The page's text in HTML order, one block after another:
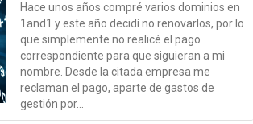
Hace unos años compré varios dominios en
1and1 y este año decidí no renovarlos, por lo
que simplemente no realicé el pago
correspondiente para que siguieran a mi
nombre. Desde la citada empresa me
reclaman el pago, aparte de gastos de
gestión por...